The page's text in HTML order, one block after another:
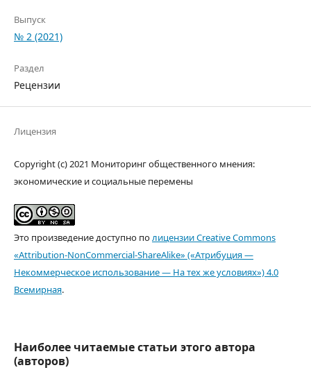
Выпуск
№ 2 (2021)
Раздел
Рецензии
Лицензия
Copyright (c) 2021 Мониторинг общественного мнения:
экономические и социальные перемены
Это произведение доступно полицензии Creative Commons
«Attribution-NonCommercial-ShareAlike» («Атрибуция —
Некоммерческое использование — На тех же условиях») 4.0
Всемирная.
Наиболее читаемые статьи этого автора
(авторов)